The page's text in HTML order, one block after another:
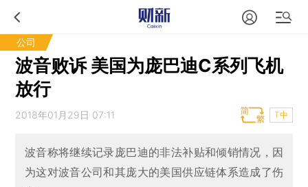
公司
波音败诉 美国为庞巴迪C系列飞机
放行
2018年01月29日 07:11 T中
波音称将继续记录庞巴迪的非法补贴和倾销情况，因
为这对波音公司和其庞大的美国供应链体系造成了伤